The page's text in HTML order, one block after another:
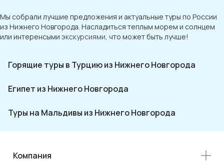
Мы собрали лучшие предложения и актуальные туры по России
из Нижнего Новгорода. Насладиться теплым морем и солнцем
или интеренсыми экскурсиями, что может быть лучше!
Горящие туры в Турцию из Нижнего Новгорода
Египет из Нижнего Новгорода
Туры на Мальдивы из Нижнего Новгорода
Компания